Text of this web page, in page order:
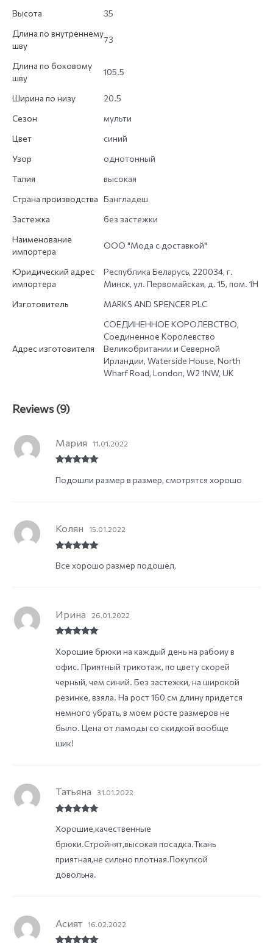
Высота
35
Длина по внутреннему
шву
73
Длина по боковому
шву
105.5
Ширина по низу
20.5
Сезон
мульти
Цвет
синий
Узор
однотонный
Талия
высокая
Страна производства Бангладеш
Застежка
без застежки
Наименование
импортера
ООО "Мода с доставкой"
Юридический адрес
импортера
Республика Беларусь, 220034, г.
Минск, ул. Первомайская, д. 15, пом. 1Н
Изготовитель
MARKS AND SPENCER PLC
Адрес изготовителя
СОЕДИНЕННОЕ КОРОЛЕВСТВО,
Соединенное Королевство
Великобритании и Северной
Ирландии, Waterside House, North
Wharf Road, London, W2 1NW, UK
Reviews (9)
of 5
Мария 11.01.2022
Подошли размер в размер, смотрятся хорошо
of 5
Колян 15.01.2022
Все хорошо размер подошёл,
of 5
Ирина 26.01.2022
Хорошие брюки на каждый день на рабоиу в
офис. Приятный трикотаж, по цвету скорей
черный, чем синий. Без застежки, на широкой
резинке, взяла. На рост 160 см длину придется
немного убрать, в моем росте размеров не
было. Цена от ламоды со скидкой вообще
шик!
of 5
Татьяна 31.01.2022
Хорошие,качественные
брюки.Стройнят,высокая посадка.Ткань
приятная,не сильно плотная.Покупкой
довольна.
Асият 16.02.2022